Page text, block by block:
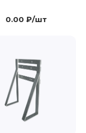
0.00 ₽/шт